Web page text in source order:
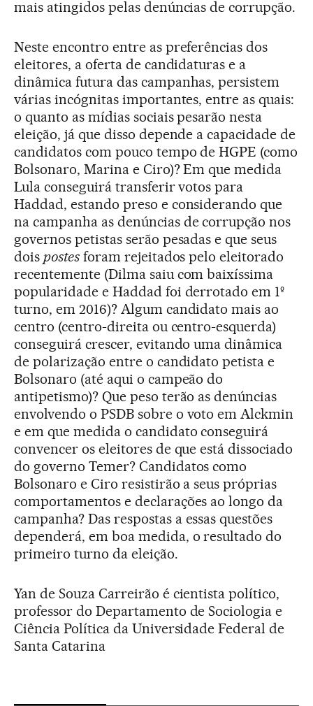
mais atingidos pelas denúncias de corrupção.
Neste encontro entre as preferências dos
eleitores, a oferta de candidaturas e a
dinâmica futura das campanhas, persistem
várias incógnitas importantes, entre as quais:
o quanto as mídias sociais pesarão nesta
eleição, já que disso depende a capacidade de
candidatos com pouco tempo de HGPE (como
Bolsonaro, Marina e Ciro)? Em que medida
Lula conseguirá transferir votos para
Haddad, estando preso e considerando que
na campanha as denúncias de corrupção nos
governos petistas serão pesadas e que seus
dois postesforam rejeitados pelo eleitorado
recentemente (Dilma saiu com baixíssima
popularidade e Haddad foi derrotado em 1º
turno, em 2016)? Algum candidato mais ao
centro (centro-direita ou centro-esquerda)
conseguirá crescer, evitando uma dinâmica
de polarização entre o candidato petista e
Bolsonaro (até aqui o campeão do
antipetismo)? Que peso terão as denúncias
envolvendo o PSDB sobre o voto em Alckmin
e em que medida o candidato conseguirá
convencer os eleitores de que está dissociado
do governo Temer? Candidatos como
Bolsonaro e Ciro resistirão a seus próprias
comportamentos e declarações ao longo da
campanha? Das respostas a essas questões
dependerá, em boa medida, o resultado do
primeiro turno da eleição.
Yan de Souza Carreirão é cientista político,
professor do Departamento de Sociologia e
Ciência Política da Universidade Federal de
Santa Catarina